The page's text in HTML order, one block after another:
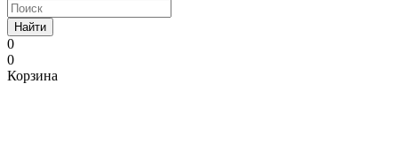
Найти
0
0
Корзина